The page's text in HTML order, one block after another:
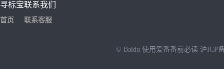
寻标宝
首页
联系我们
联系客服
© Baidu 使用爱番番前必读 沪ICP